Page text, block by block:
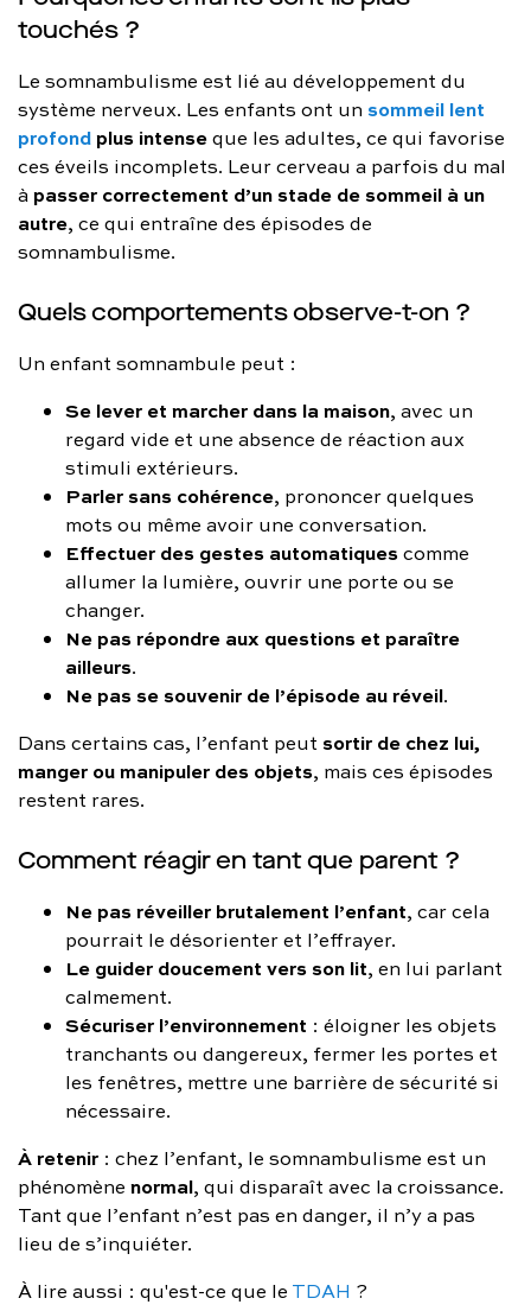
touchés ?
Le somnambulisme est lié au développement du
système nerveux. Les enfants ont un sommeil lent
profondplus intenseque les adultes, ce qui favorise
ces éveils incomplets. Leur cerveau a parfois du mal
àpasser correctement d’un stade de sommeil à un
autre, ce qui entraîne des épisodes de
somnambulisme.
Quels comportements observe-t-on ?
Un enfant somnambule peut :
Se lever et marcher dans la maison, avec un
regard vide et une absence de réaction aux
stimuli extérieurs.
Parler sans cohérence, prononcer quelques
mots ou même avoir une conversation.
Effectuer des gestes automatiquescomme
allumer la lumière, ouvrir une porte ou se
changer.
Ne pas répondre aux questions et paraître
ailleurs.
Ne pas se souvenir de l’épisode au réveil.
Dans certains cas, l’enfant peut sortir de chez lui,
manger ou manipuler des objets, mais ces épisodes
restent rares.
Comment réagir en tant que parent ?
Ne pas réveiller brutalement l’enfant, car cela
pourrait le désorienter et l’effrayer.
Le guider doucement vers son lit, en lui parlant
calmement.
Sécuriser l’environnement : éloigner les objets
tranchants ou dangereux, fermer les portes et
les fenêtres, mettre une barrière de sécurité si
nécessaire.
À retenir : chez l’enfant, le somnambulisme est un
phénomène normal, qui disparaît avec la croissance.
Tant que l’enfant n’est pas en danger, il n’y a pas
lieu de s’inquiéter.
À lire aussi : qu'est-ce que le TDAH ?